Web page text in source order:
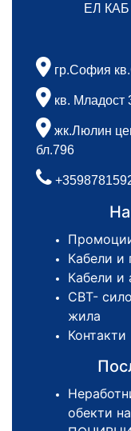
ЕЛ
гр.София
кв. Младост
жк.Люлин
бл.796
Кабели и
Кабели и
СВТ-
жила
Контакти
обекти